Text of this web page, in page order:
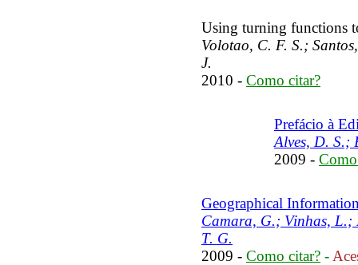
Using turning functions
Volotao, C. F. S.;
J.
2010 - Como citar?
Prefácio à
Alves, D. S.;
2009 -
Geographical
Camara, G.; Vinhas, L.;
T. G.
2009 - Como citar? -